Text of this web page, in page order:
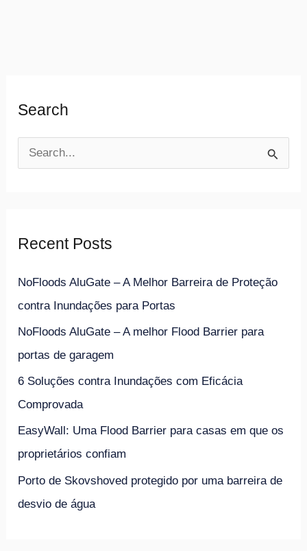
Search
cRecent Posts
NoFloods AluGate – A Melhor Barreira de Proteção
contra Inundações para Portas
NoFloods AluGate – A melhor Flood Barrier para
portas de garagem
6 Soluções contra Inundações com Eficácia
Comprovada
EasyWall: Uma Flood Barrier para casas em que os
proprietários confiam
Porto de Skovshoved protegido por uma barreira de
desvio de água